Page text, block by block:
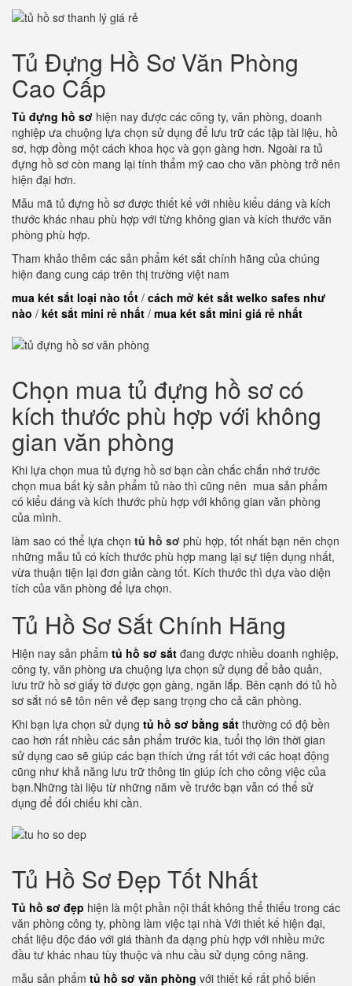
Tủ Đựng Hồ Sơ Văn Phòng
Cao Cấp
Tủ đựng hồ sơ hiện nay được các công ty, văn phòng, doanh
nghiệp ưa chuộng lựa chọn sử dụng để lưu trữ các tập tài liệu, hồ
sơ, hợp đồng một cách khoa học và gọn gàng hơn. Ngoài ra tủ
đựng hồ sơ còn mang lại tính thẩm mỹ cao cho văn phòng trở nên
hiện đại hơn.
Mẫu mã tủ đựng hồ sơ được thiết kế với nhiều kiểu dáng và kích
thước khác nhau phù hợp với từng không gian và kích thước văn
phòng phù hợp.
Tham khảo thêm các sản phẩm két sắt chính hãng của chúng
hiện đang cung cáp trên thị trường việt nam
mua két sắt loại nào tốt / cách mở két sắt welko safes như
nào / két sắt mini rẻ nhất / mua két sắt mini giá rẻ nhất
Chọn mua tủ đựng hồ sơ có
kích thước phù hợp với không
gian văn phòng
Khi lựa chọn mua tủ đựng hồ sơ bạn cần chắc chắn nhớ trước
chọn mua bất kỳ sản phẩm tủ nào thì cũng nên mua sản phẩm
có kiểu dáng và kích thước phù hợp với không gian văn phòng
của mình.
làm sao có thể lựa chọn tủ hồ sơ phù hợp, tốt nhất bạn nên chọn
những mẫu tủ có kích thước phù hợp mang lại sự tiện dụng nhất,
vừa thuận tiện lại đơn giản càng tốt. Kích thước thì dựa vào diện
tích của văn phòng để lựa chọn.
Tủ Hồ Sơ Sắt Chính Hãng
Hiện nay sản phẩm tủ hồ sơ sắt đang được nhiều doanh nghiệp,
công ty, văn phòng ưa chuộng lựa chọn sử dụng để bảo quản,
lưu trữ hồ sơ giấy tờ được gọn gàng, ngăn lắp. Bên cạnh đó tủ hồ
sơ sắt nó sẽ tôn nên vẻ đẹp sang trọng cho cả căn phòng.
Khi bạn lựa chọn sử dụng tủ hồ sơ bằng sắt thường có độ bền
cao hơn rất nhiều các sản phẩm trước kia, tuổi thọ lớn thời gian
sử dụng cao sẽ giúp các bạn thích ứng rất tốt với các hoạt động
cũng như khả năng lưu trữ thông tin giúp ích cho công việc của
bạn.Những tài liệu từ những năm về trước bạn vẫn có thể sử
dụng để đối chiếu khi cần.
Tủ Hồ Sơ Đẹp Tốt Nhất
Tủ hồ sơ đẹp hiện là một phần nội thất không thể thiếu trong các
văn phòng công ty, phòng làm việc tại nhà Với thiết kế hiện đại,
chất liệu độc đáo với giá thành đa dạng phù hợp với nhiều mức
đầu tư khác nhau tùy thuộc và nhu cầu sử dụng công năng.
mẫu sản phẩm tủ hồ sơ văn phòng với thiết kế rất phổ biến